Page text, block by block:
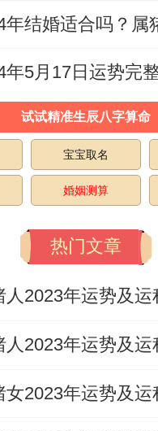
心、在遇到了这
~也要接受挑战~才
大。
试试精准生辰八字算命
宝宝取名
婚姻测算
热门文章